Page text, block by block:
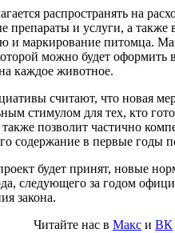
распространять на
препараты и услуги, а
и маркирование питомца.
можно будет оформить
каждое животное.
считают, что новая
стимулом для тех, кто
позволит частично
содержание в первые годы
будет принят, новые
следующего за годом
закона.
Читайте нас в Макс и ВК